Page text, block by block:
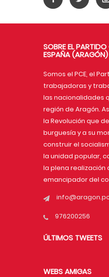
SOBRE EL
ESPAÑA (ARAGÓN)
Somos el PCE, el
trabajadoras y
las nacionalidades
región de Aragón.
la Revolución que
burguesía y a su
construir el
la unidad popular,
la plena realización
emancipador del
976200256
ÚLTIMOS TWEETS
WEBS AMIGAS